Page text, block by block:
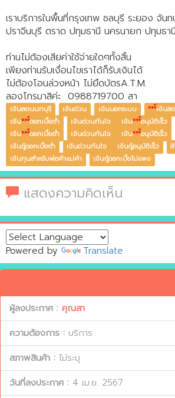
เราบริการในพื้นที่กรุงเทพ ชลบุรี ระยอง จันท
ปราจีนบุรี ตราด ปทุมธานี นครนายก ปทุมธ
ท่านไม่ต้องเสียค่าใช้จ่ายใดๆทั้งสิ้น
เพียงท่านรับเงื่อนไขเราได้ก็รับเงินได้
ไม่ต้องโอนล่วงหน้า ไม่ยึดบัตรA.T.M.
ลองโทรมาสิค่ะ 0988719700 สา
เงินสดนนทบุรี เงินด่วน เงินนอกระบบ ***เงินส
เงิน***้ดอกเบี้ยต่ำ เงินด่วนทันใจ เงิน***้อนุมัติเร็ว
เงิน***้ดอกเบี้ยต่ำ เงินด่วนทันใจ เงิน***้อนุมัติเร็ว
เงินกู้ดอกเบี้ยต่ำ
เงินด่วนทันใจ เงินกู้อนุมัติเร็ว
เงินทุนสำหรับพ่อค้าแม่ค้า
เงินกู้ดอกเบี้ยไม่แพง
แสดงความคิดเห็น
Powered by Translate
ผู้ลงประกาศ : คุณสา
ความต้องการ : บริการ
สภาพสินค้า : ไม่ระบุ
วันที่ลงประกาศ : 4 เม.ย. 2567